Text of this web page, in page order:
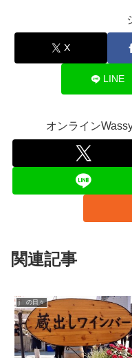
X
LINE
オンライン
関連記事
j の日々